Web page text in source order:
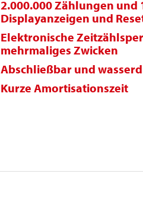
2.000.000 Zählungen und
Displayanzeigen und
Elektronische
mehrmaliges Zwicken
Abschließbar und
Kurze Amortisationszeit